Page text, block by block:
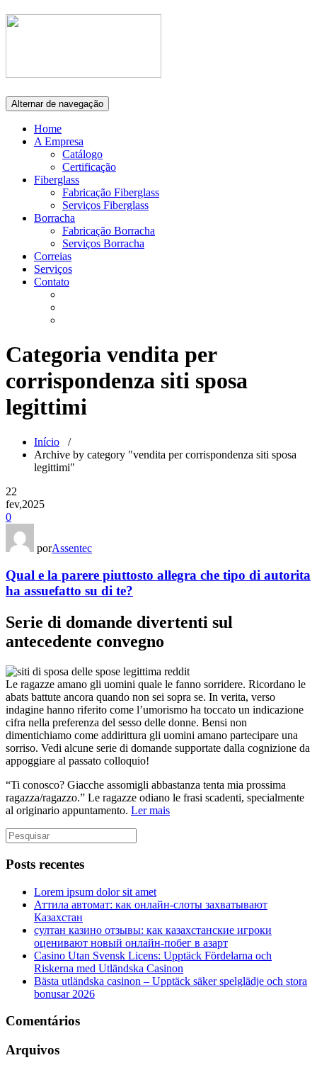
Alternar de navegação
Home
A Empresa
Catálogo
Certificação
Fiberglass
Fabricação Fiberglass
Serviços Fiberglass
Borracha
Fabricação Borracha
Serviços Borracha
Correias
Serviços
Contato
Categoria vendita per
corrispondenza siti sposa
legittimi
Início /
Archive by category "vendita per corrispondenza siti sposa
legittimi"
22
fev,2025
0
porAssentec
Qual e la parere piuttosto allegra che tipo di autorita
ha assuefatto su di te?
Serie di domande divertenti sul
antecedente convegno
Le ragazze amano gli uomini quale le fanno sorridere. Ricordano le
abats battute ancora quando non sei sopra se. In verita, verso
indagine hanno riferito come l’umorismo ha toccato un indicazione
cifra nella preferenza del sesso delle donne. Bensi non
dimentichiamo come addirittura gli uomini amano partecipare una
sorriso. Vedi alcune serie di domande supportate dalla cognizione da
appoggiare al passato colloquio!
“Ti conosco? Giacche assomigli abbastanza tenta mia prossima
ragazza/ragazzo.” Le ragazze odiano le frasi scadenti, specialmente
al originario appuntamento. Ler mais
Posts recentes
Lorem ipsum dolor sit amet
Аттила автомат: как онлайн‑слоты захватывают
Казахстан
султан казино отзывы: как казахстанские игроки
оценивают новый онлайн‑побег в азарт
Casino Utan Svensk Licens: Upptäck Fördelarna och
Riskerna med Utländska Casinon
Bästa utländska casinon – Upptäck säker spelglädje och stora
bonusar 2026
Comentários
Arquivos